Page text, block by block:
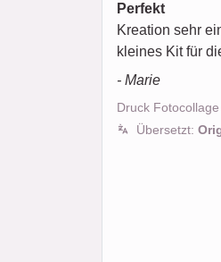
Perfekt
Kreation sehr
kleines Kit für
- Marie
Druck
Übersetzt: